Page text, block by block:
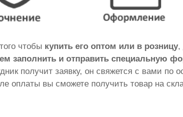
чтобы купить его оптом или в розницу,
заполнить и отправить специальную
получит заявку, он свяжется с вами
оплаты вы сможете получить товар на